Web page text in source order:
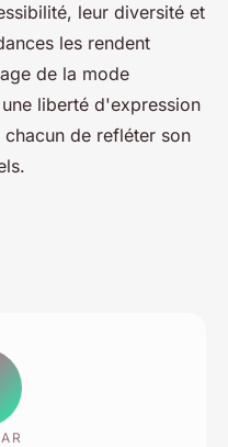
leur diversité et
les rendent
de la mode
liberté d'expression
de refléter son